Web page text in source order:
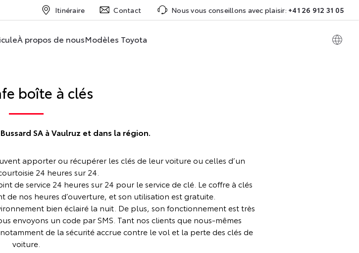
Itinéraire Contact Nous vous conseillons avec plaisir: +41 26 912 31 05
À propos de nousModèles Toyota
boîte à clés
SA à Vaulruz et dans la région.
apporter ou récupérer les clés de leur voiture ou celles d’un
24 heures sur 24.
de service 24 heures sur 24 pour le service de clé. Le coffre à clés
nos heures d’ouverture, et son utilisation est gratuite.
bien éclairé la nuit. De plus, son fonctionnement est très
envoyons un code par SMS. Tant nos clients que nous-mêmes
de la sécurité accrue contre le vol et la perte des clés de
voiture.